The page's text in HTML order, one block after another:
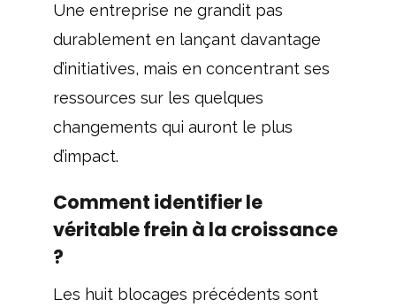
Une entreprise ne grandit pas
durablement en lançant davantage
d’initiatives, mais en concentrant ses
ressources sur les quelques
changements qui auront le plus
d’impact.
Comment identifier le
véritable frein à la croissance
?
Les huit blocages précédents sont